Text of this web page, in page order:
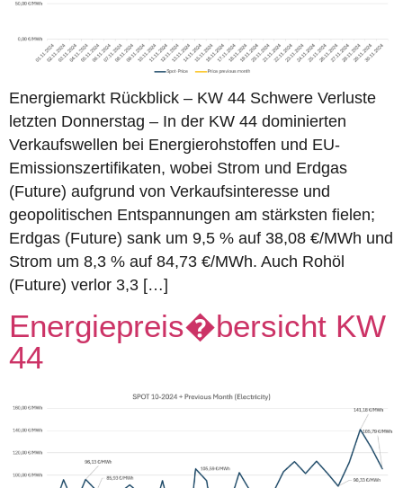
Energiemarkt Rückblick – KW 44 Schwere Verluste
letzten Donnerstag – In der KW 44 dominierten
Verkaufswellen bei Energierohstoffen und EU-
Emissionszertifikaten, wobei Strom und Erdgas
(Future) aufgrund von Verkaufsinteresse und
geopolitischen Entspannungen am stärksten fielen;
Erdgas (Future) sank um 9,5 % auf 38,08 €/MWh und
Strom um 8,3 % auf 84,73 €/MWh. Auch Rohöl
(Future) verlor 3,3 […]
Energiepreis�bersicht KW
44